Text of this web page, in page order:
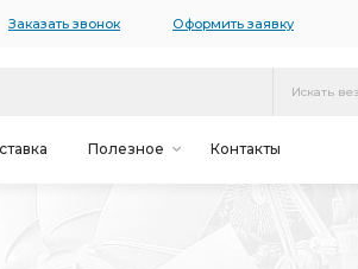
Заказать звонок Оформить заявку
Искать
Полезное Контакты